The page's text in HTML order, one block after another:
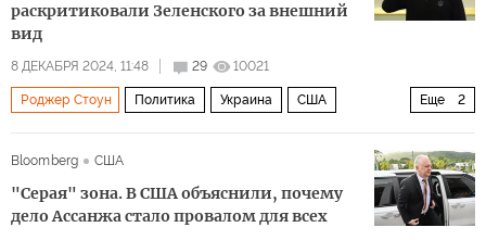
раскритиковали Зеленского за внешний
вид
8 ДЕКАБРЯ 2024, 11:48 29 10021
Еще 2
Роджер Стоун Политика Украина США
Bloomberg
США
"Серая" зона. В США объяснили, почему
дело Ассанжа стало провалом для всех